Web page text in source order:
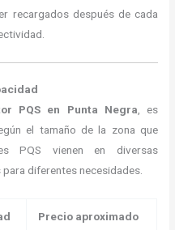
recargados después de cada
PQS en Punta Negra, es
el tamaño de la zona que
PQS vienen en diversas
diferentes necesidades.
Precio aproximado